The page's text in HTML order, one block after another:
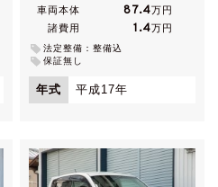
車両本体 87.4万円
諸費用
1.4万円
法定整備：整備込
保証無し
年式 平成17年